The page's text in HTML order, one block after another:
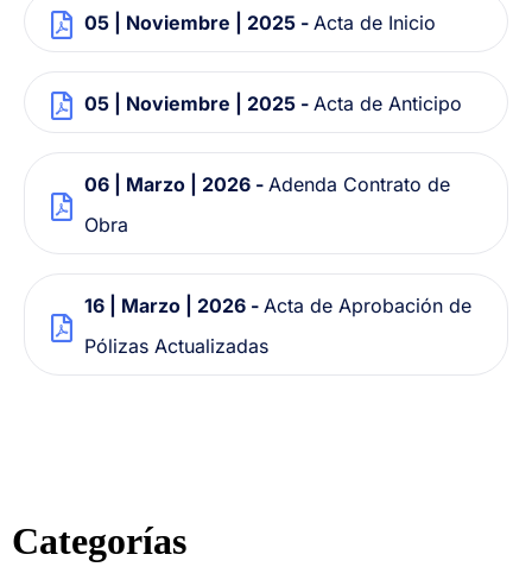
Categorías
05 | Noviembre | 2025 - Acta de Inicio
05 | Noviembre | 2025 - Acta de Anticipo
06 | Marzo | 2026 - Adenda Contrato de
Obra
16 | Marzo | 2026 - Acta de Aprobación de
Pólizas Actualizadas